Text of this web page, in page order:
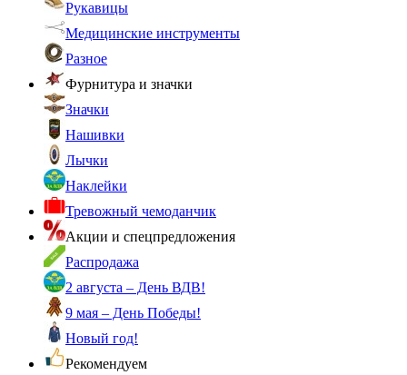
Рукавицы
Медицинские инструменты
Разное
Фурнитура и значки
Значки
Нашивки
Лычки
Наклейки
Тревожный чемоданчик
Акции и спецпредложения
Распродажа
2 августа – День ВДВ!
9 мая – День Победы!
Новый год!
Рекомендуем